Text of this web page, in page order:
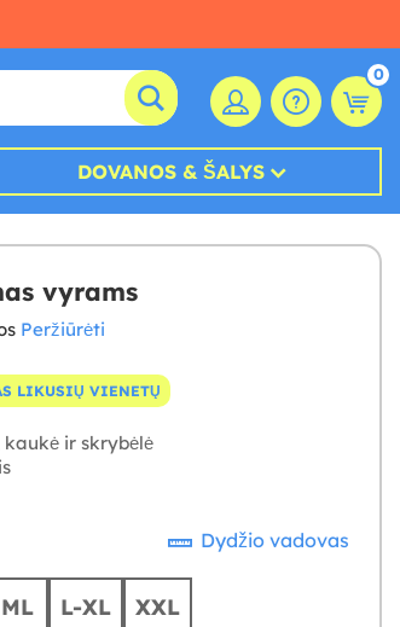
0
DOVANOS & ŠALYS
vyrams
Peržiūrėti
LIKUSIŲ VIENETŲ
ir skrybėlė
Dydžio vadovas
ML L-XL XXL